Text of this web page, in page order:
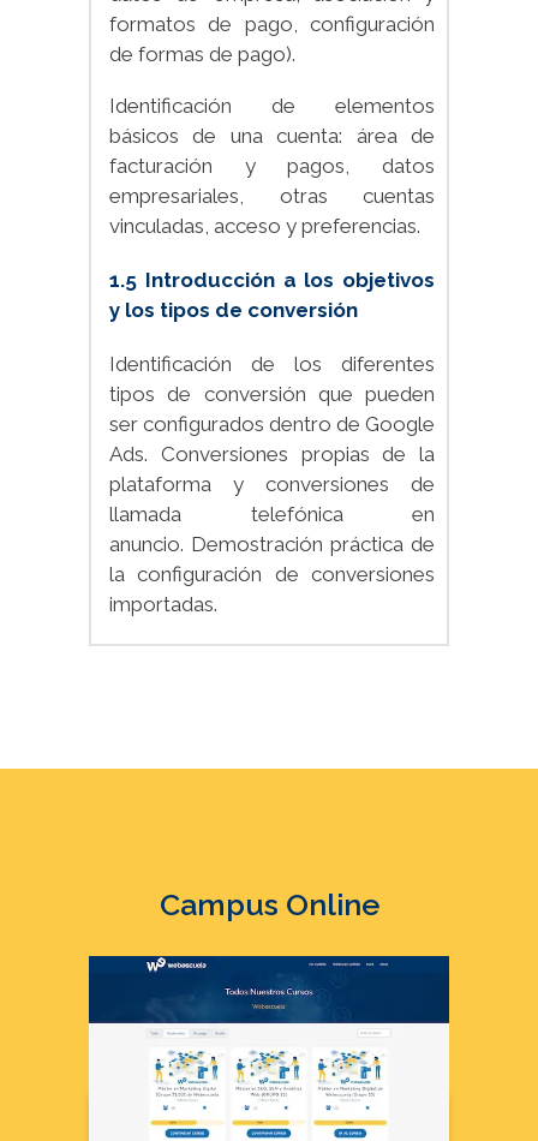
formatos de pago, configuración
de formas de pago).
Identificación de elementos
básicos de una cuenta: área de
facturación y pagos, datos
empresariales, otras cuentas
vinculadas, acceso y preferencias.
1.5 Introducción a los objetivos
y los tipos de conversión
Identificación de los diferentes
tipos de conversión que pueden
ser configurados dentro de Google
Ads. Conversiones propias de la
plataforma y conversiones de
llamada telefónica en
anuncio. Demostración práctica de
la configuración de conversiones
importadas.
Campus Online